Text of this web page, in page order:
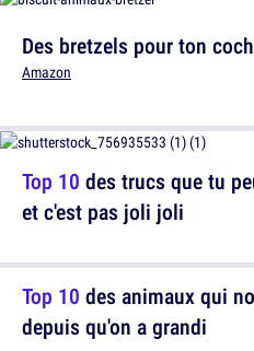
Des bretzels pour ton
Amazon
Top 10 des animaux qui
depuis qu'on a grandi
Top 10 des trucs que tu
et c'est pas joli joli